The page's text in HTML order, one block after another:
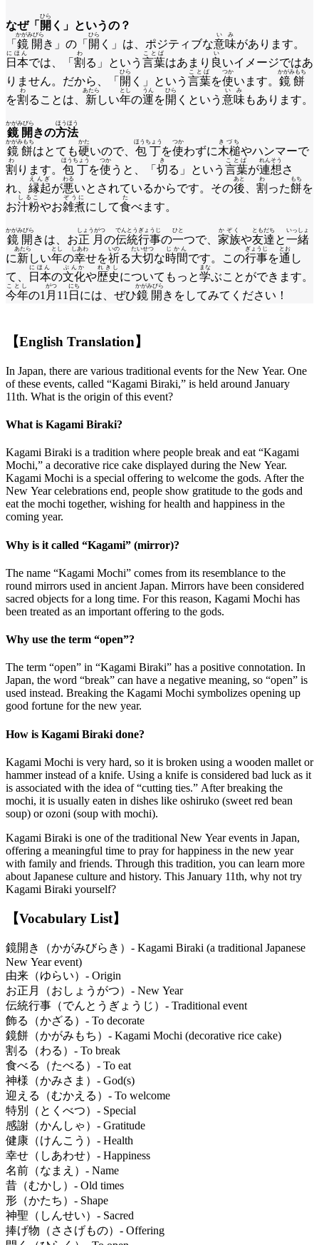
なぜ「 開
ひら
く」というの？
「 鏡開
かがみびら
き」の「 開
ひら
く」は、ポジティブな意味
いみ
があります。
日本
にほん
では、「 割
わ
る」という 言葉
ことば
はあまり 良
い
いイメージではあ
りません。だから、「 開
ひら
く」という 言葉
ことば
を使
つか
います。 鏡餅
かがみもち
を割
わ
ることは、 新
あたら
しい年
とし
の運
うん
を開
ひら
くという 意味
いみ
もあります。
鏡開
かがみびら
きの方法
ほうほう
鏡餅
かがみもち
はとても硬
かた
いので、 包丁
ほうちょう
を使
つか
わずに木槌
きづち
やハンマーで
割
わ
ります。 包丁
ほうちょう
を使
つか
うと、「 切
き
る」という 言葉
ことば
が連想
れんそう
さ
れ、 縁起
えんぎ
が悪
わる
いとされているからです。その後
あと
、 割
わ
った餅
もち
を
お汁粉
しるこ
やお雑煮
ぞうに
にして食
た
べます。
鏡開
かがみびら
きは、お正月
しょうがつ
の伝統行事
でんとうぎょうじ
の一
ひと
つで、 家族
かぞく
や友達
ともだち
と一緒
いっしょ
に新
あたら
しい年
とし
の幸
しあわ
せを祈
いの
る大切
たいせつ
な時間
じかん
です。この行事
ぎょうじ
を通
とお
し
て、
日本
にほん
の文化
ぶんか
や歴史
れきし
についてもっと学
まな
ぶことができます。
今年
ことし
の1月
がつ
11 日
にち
には、ぜひ鏡開
かがみびら
きをしてみてください！
【English Translation】
In Japan, there are various traditional events for the New Year. One
of these events, called “Kagami Biraki,” is held around January
11th. What is the origin of this event?
What is Kagami Biraki?
Kagami Biraki is a tradition where people break and eat “Kagami
Mochi,” a decorative rice cake displayed during the New Year.
Kagami Mochi is a special offering to welcome the gods. After the
New Year celebrations end, people show gratitude to the gods and
eat the mochi together, wishing for health and happiness in the
coming year.
Why is it called “Kagami” (mirror)?
The name “Kagami Mochi” comes from its resemblance to the
round mirrors used in ancient Japan. Mirrors have been considered
sacred objects for a long time. For this reason, Kagami Mochi has
been treated as an important offering to the gods.
Why use the term “open”?
The term “open” in “Kagami Biraki” has a positive connotation. In
Japan, the word “break” can have a negative meaning, so “open” is
used instead. Breaking the Kagami Mochi symbolizes opening up
good fortune for the new year.
How is Kagami Biraki done?
Kagami Mochi is very hard, so it is broken using a wooden mallet or
hammer instead of a knife. Using a knife is considered bad luck as it
is associated with the idea of “cutting ties.” After breaking the
mochi, it is usually eaten in dishes like oshiruko (sweet red bean
soup) or ozoni (soup with mochi).
Kagami Biraki is one of the traditional New Year events in Japan,
offering a meaningful time to pray for happiness in the new year
with family and friends. Through this tradition, you can learn more
about Japanese culture and history. This January 11th, why not try
Kagami Biraki yourself?
【Vocabulary List】
鏡開き（かがみびらき）- Kagami Biraki (a traditional Japanese
New Year event)
由来（ゆらい）- Origin
お正月（おしょうがつ）- New Year
伝統行事（でんとうぎょうじ）- Traditional event
飾る（かざる）- To decorate
鏡餅（かがみもち）- Kagami Mochi (decorative rice cake)
割る（わる）- To break
食べる（たべる）- To eat
神様（かみさま）- God(s)
迎える（むかえる）- To welcome
特別（とくべつ）- Special
感謝（かんしゃ）- Gratitude
健康（けんこう）- Health
幸せ（しあわせ）- Happiness
名前（なまえ）- Name
昔（むかし）- Old times
形（かたち）- Shape
神聖（しんせい）- Sacred
捧げ物（ささげもの）- Offering